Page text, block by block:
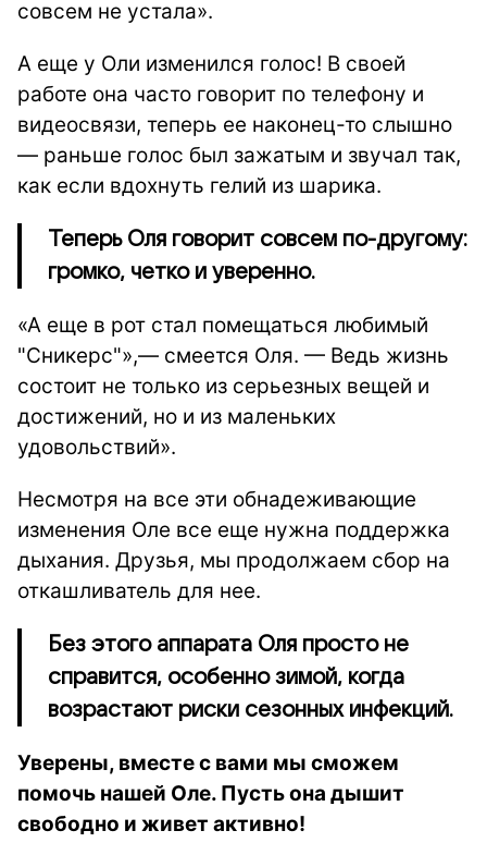
совсем не устала».
А еще у Оли изменился голос! В своей
работе она часто говорит по телефону и
видеосвязи, теперь ее наконец-то слышно
— раньше голос был зажатым и звучал так,
как если вдохнуть гелий из шарика.
Теперь Оля говорит совсем по-другому:
громко, четко и уверенно.
«А еще в рот стал помещаться любимый
"Сникерс"»,— смеется Оля. — Ведь жизнь
состоит не только из серьезных вещей и
достижений, но и из маленьких
удовольствий».
Несмотря на все эти обнадеживающие
изменения Оле все еще нужна поддержка
дыхания. Друзья, мы продолжаем сбор на
откашливатель для нее.
Без этого аппарата Оля просто не
справится, особенно зимой, когда
возрастают риски сезонных инфекций.
Уверены, вместе с вами мы сможем
помочь нашей Оле. Пусть она дышит
свободно и живет активно!